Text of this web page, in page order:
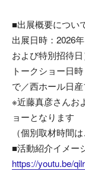
■出展概要につい
出展日時：2026
および特別招待日
トークショー日
で／西ホール日
※近藤真彦さんお
ョーとなりま
（個別取材時間
■活動紹介イメー
https://youtu.be/